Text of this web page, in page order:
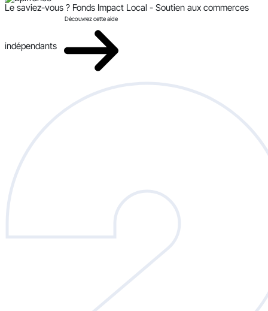
Le saviez-vous ? Fonds Impact Local - Soutien aux commerces
indépendants
Découvrez cette aide